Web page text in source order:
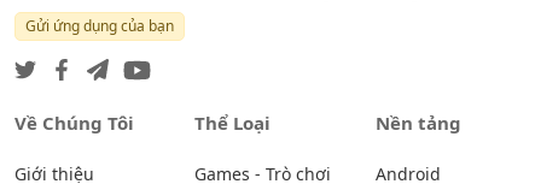
Gửi ứng dụng của bạn
Về Chúng Tôi
Giới thiệu
Thể Loại
Games - Trò chơi
Nền tảng
Android